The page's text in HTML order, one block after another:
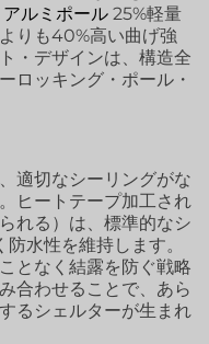
アルミポール 25%軽量
りも40%高い曲げ強
・デザインは、構造全
ロッキング・ポール・
適切なシーリングがな
ヒートテープ加工され
れる）は、標準的なシ
水性を維持します。
となく結露を防ぐ戦略
合わせることで、あら
るシェルターが生まれ